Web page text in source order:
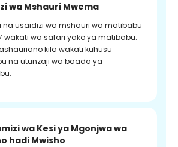
wa Mshauri Mwema
na usaidizi wa mshauri wa matibabu
wakati wa safari yako ya matibabu.
kila wakati kuhusu
na utunzaji wa baada ya
wa Kesi ya Mgonjwa wa
hadi Mwisho